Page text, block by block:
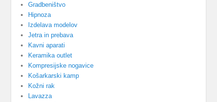
Gradbeništvo
Hipnoza
Izdelava modelov
Jetra in prebava
Kavni aparati
Keramika outlet
Kompresijske nogavice
Košarkarski kamp
Kožni rak
Lavazza